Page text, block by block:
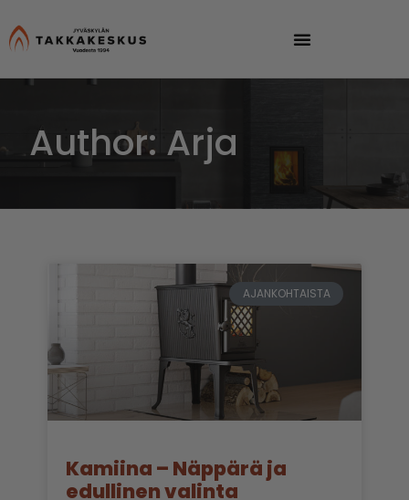
Author: Arja
AJANKOHTAISTA
Kamiina – Näppärä ja
edullinen valinta